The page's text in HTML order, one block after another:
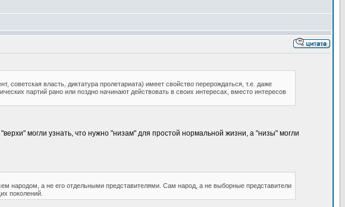
советская власть, диктатура пролетариата) имеет свойство перерождаться, т.е. даже
партий рано или поздно начинают действовать в своих интересах, вместо интересов
могли узнать, что нужно "низам" для простой нормальной жизни, а "низы" могли
народом, а не его отдельными представителями. Сам народ, а не выборные представители
поколений.